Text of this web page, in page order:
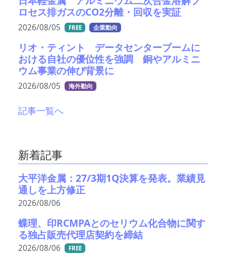
ロセス排ガスのCO2分離・回収を実証
2026/08/05 FREE 企業動向
リオ・ティント データセンターブームに
おける自社の優位性を強調 銅やアルミニ
ウム事業の伸び背景に
2026/08/05 海外動向
記事一覧へ
新着記事
大平洋金属：27/3期1Q決算を発表。業績見
通しを上方修正
2026/08/06
蝶理、印RCMPAとのセリウム化合物に関す
る独占販売代理店契約を締結
2026/08/06 FREE